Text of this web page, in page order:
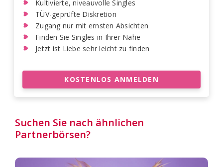
Kultivierte, niveauvolle Singles
TÜV-geprüfte Diskretion
Zugang nur mit ernsten Absichten
Finden Sie Singles in Ihrer Nähe
Jetzt ist Liebe sehr leicht zu finden
KOSTENLOS ANMELDEN
Suchen Sie nach ähnlichen
Partnerbörsen?